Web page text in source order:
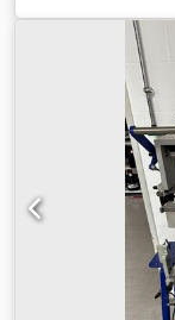
Підключення:
300 кг
Dkedpfx Aaj Tic
Діаметр столу:
об/хв Двигун
Габаритні